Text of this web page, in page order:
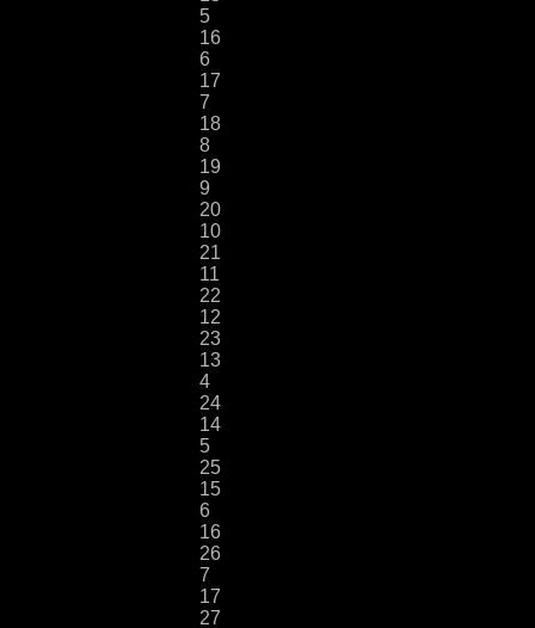
5
16
6
17
7
18
8
19
9
20
10
21
11
22
12
23
13
4
24
14
5
25
15
6
16
26
7
17
27